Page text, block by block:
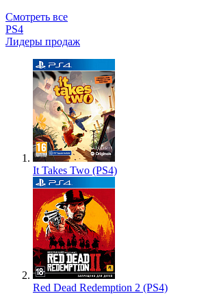
Смотреть все
PS4
Лидеры продаж
It Takes Two (PS4)
Red Dead Redemption 2 (PS4)